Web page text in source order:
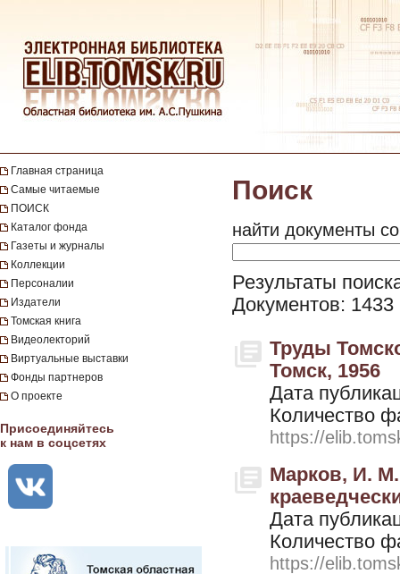
Главная страница
Самые читаемые
ПОИСК
Каталог фонда
Газеты и журналы
Коллекции
Персоналии
Издатели
Томская книга
Видеолекторий
Виртуальные выставки
Фонды партнеров
О проекте
Присоединяйтесь
к нам в соцсетях
Поиск
найти документы
Результаты
Документов: 1433
Труды
Томск, 1956
Дата
Количество
https://
Марков, И.
Дата
Количество
https://